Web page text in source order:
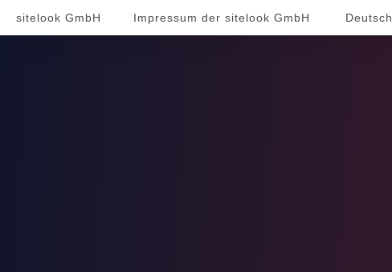
sitelook GmbH Impressum der sitelook GmbH Deutsch